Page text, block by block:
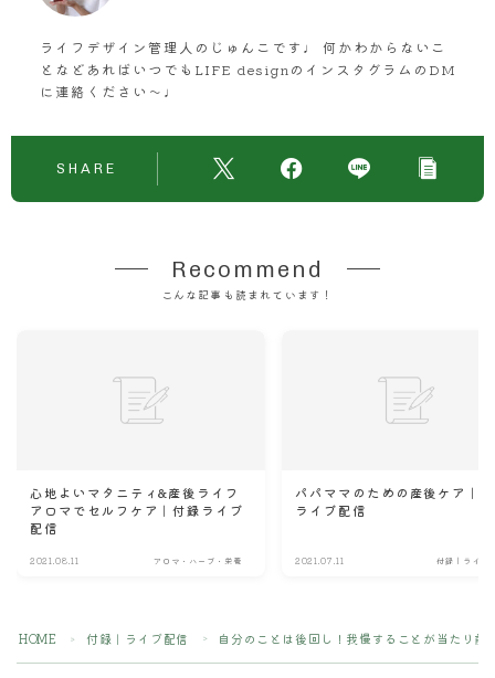
ライフデザイン管理人のじゅんこです♩ 何かわからないこ
となどあればいつでもLIFE designのインスタグラムのDM
に連絡ください〜♩
SHARE
Recommend
こんな記事も読まれています！
心地よいマタニティ&産後ライフ
アロマでセルフケア｜付録ライブ
配信
2021.08.11 アロマ・ハーブ・栄養
パパママのための産後ケア｜
ライブ配信
2021.07.11 付録｜ライブ
HOME ＞ 付録｜ライブ配信 ＞ 自分のことは後回し！我慢することが当たり前